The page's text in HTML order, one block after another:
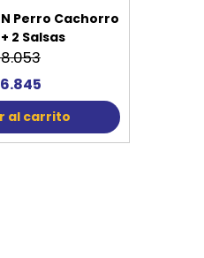
Perro Cachorro
2 Salsas
al carrito